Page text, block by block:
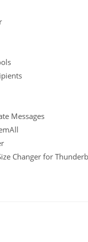
Messages
Changer for